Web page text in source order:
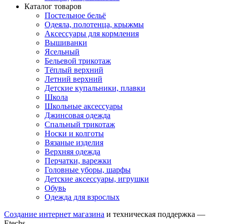
Каталог товаров
Постельное бельё
Одеяла, полотенца, крыжмы
Аксессуары для кормления
Вышиванки
Ясельный
Бельевой трикотаж
Тёплый верхний
Летний верхний
Детские купальники, плавки
Школа
Школьные аксессуары
Джинсовая одежда
Спальный трикотаж
Носки и колготы
Вязаные изделия
Верхняя одежда
Перчатки, варежки
Головные уборы, шарфы
Детские аксессуары, игрушки
Обувь
Одежда для взрослых
Создание интернет магазина и техническая поддержка —